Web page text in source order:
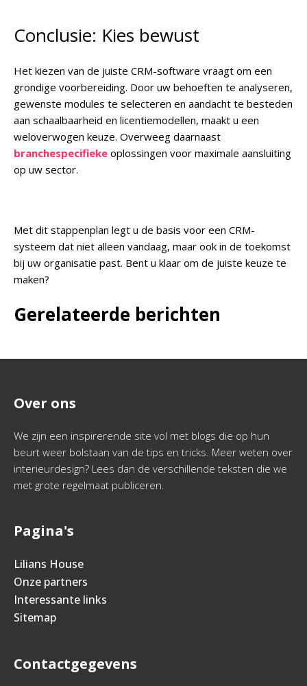
Conclusie: Kies bewust
Het kiezen van de juiste CRM-software vraagt om een
grondige voorbereiding. Door uw behoeften te analyseren,
gewenste modules te selecteren en aandacht te besteden
aan schaalbaarheid en licentiemodellen, maakt u een
weloverwogen keuze. Overweeg daarnaast
branchespecifieke oplossingen voor maximale aansluiting
op uw sector.
Met dit stappenplan legt u de basis voor een CRM-
systeem dat niet alleen vandaag, maar ook in de toekomst
bij uw organisatie past. Bent u klaar om de juiste keuze te
maken?
Gerelateerde berichten
Over ons
We zijn een inspirerende site vol met blogs die op hun
beurt weer bolstaan van de tips en tricks. Meer weten over
interieurdesign? Lees dan de verschillende teksten die we
met grote regelmaat publiceren.
Pagina's
Lilians House
Onze partners
Interessante links
Sitemap
Contactgegevens